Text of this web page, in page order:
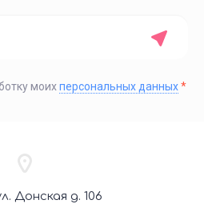
моихперсональных данных*
Донская д. 106